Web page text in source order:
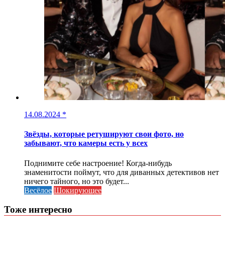
14.08.2024 *
Звёзды, которые ретушируют свои фото, но
забывают, что камеры есть у всех
Поднимите себе настроение! Когда-нибудь
знаменитости поймут, что для диванных детективов нет
ничего тайного, но это будет...
Весёлое Шокирующее
Тоже интересно